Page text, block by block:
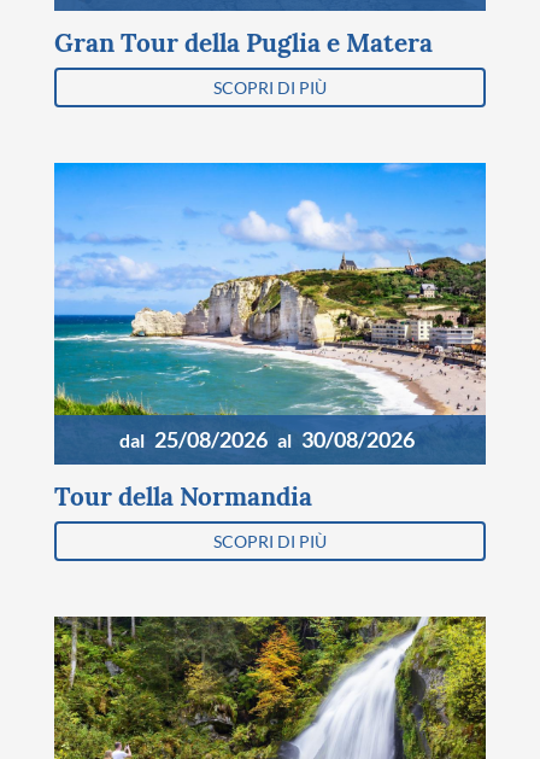
Gran Tour della Puglia e Matera
SCOPRI DI PIÙ
dal 25/08/2026 al 30/08/2026
Tour della Normandia
SCOPRI DI PIÙ